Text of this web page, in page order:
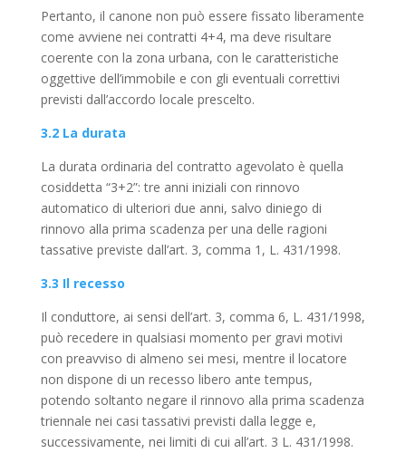
Pertanto, il canone non può essere fissato liberamente
come avviene nei contratti 4+4, ma deve risultare
coerente con la zona urbana, con le caratteristiche
oggettive dell’immobile e con gli eventuali correttivi
previsti dall’accordo locale prescelto.
3.2 La durata
La durata ordinaria del contratto agevolato è quella
cosiddetta “3+2”: tre anni iniziali con rinnovo
automatico di ulteriori due anni, salvo diniego di
rinnovo alla prima scadenza per una delle ragioni
tassative previste dall’art. 3, comma 1, L. 431/1998.
3.3 Il recesso
Il conduttore, ai sensi dell’art. 3, comma 6, L. 431/1998,
può recedere in qualsiasi momento per gravi motivi
con preavviso di almeno sei mesi, mentre il locatore
non dispone di un recesso libero ante tempus,
potendo soltanto negare il rinnovo alla prima scadenza
triennale nei casi tassativi previsti dalla legge e,
successivamente, nei limiti di cui all’art. 3 L. 431/1998.